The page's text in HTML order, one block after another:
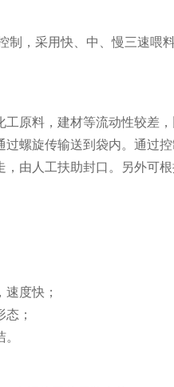
制，采用快、中、慢三速喂
原料，建材等流动性较差
螺旋传输送到袋内。通过
由人工扶助封口。另外可
度快；
；